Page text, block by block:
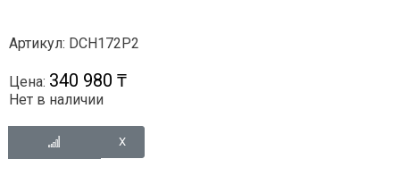
Артикул: DCH172P2
Цена: 340 980 ₸
Нет в наличии